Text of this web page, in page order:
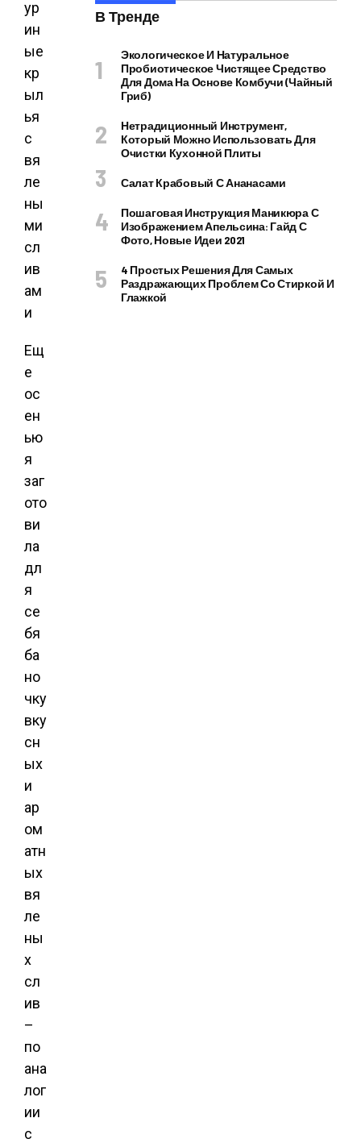
Ещ
е
ос
ен
ью
я
заг
ото
ви
ла
дл
я
се
бя
ба
но
чку
вку
сн
ых
и
ар
ом
атн
ых
вя
ле
ны
х
сл
ив
–
по
ана
лог
ии
с
В Тренде
Экологическое И Натуральное
Пробиотическое Чистящее Средство
Для Дома На Основе Комбучи (чайный
Гриб)
Нетрадиционный Инструмент,
Который Можно Использовать Для
Очистки Кухонной Плиты
Салат Крабовый С Ананасами
Пошаговая Инструкция Маникюра С
Изображением Апельсина: Гайд С
Фото, Новые Идеи 2021
4 Простых Решения Для Самых
Раздражающих Проблем Со Стиркой И
Глажкой